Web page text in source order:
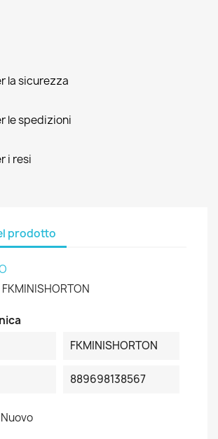
la sicurezza
le spedizioni
i resi
prodotto
FKMINISHORTON
FKMINISHORTON
889698138567
Nuovo